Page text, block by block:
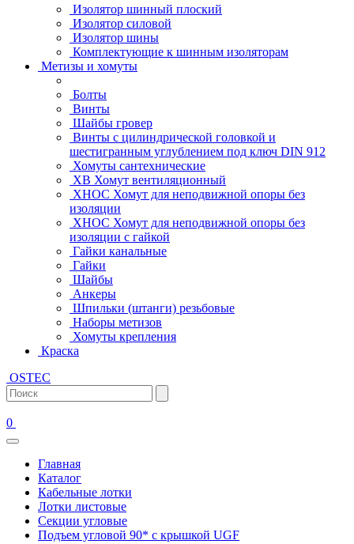
Изолятор шинный плоский
Изолятор силовой
Изолятор шины
Комплектующие к шинным изоляторам
Метизы и хомуты
Болты
Винты
Шайбы гровер
Винты с цилиндрической головкой и
шестигранным углублением под ключ DIN 912
Хомуты сантехнические
ХВ Хомут вентиляционный
ХНОС Хомут для неподвижной опоры без
изоляции
ХНОС Хомут для неподвижной опоры без
изоляции с гайкой
Гайки канальные
Гайки
Шайбы
Анкеры
Шпильки (штанги) резьбовые
Наборы метизов
Хомуты крепления
Краска
OSTEC
0
Главная
Каталог
Кабельные лотки
Лотки листовые
Секции угловые
Подъем угловой 90* с крышкой UGF